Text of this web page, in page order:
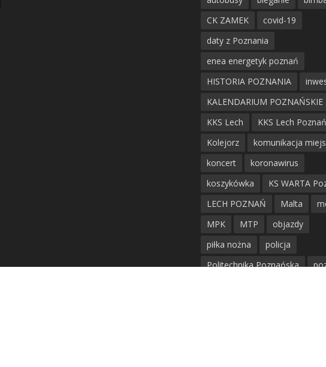
CK ZAMEK
covid-19
daty z Poznania
enea energetyk poznań
HISTORIA POZNANIA
KALENDARIUM POZNAŃSKIE
KKS Lech
KKS Lech Poznań
Kolejorz
komunikacja
koncert
koronawirus
koszykówka
KS WARTA
LECH POZNAŃ
Malta
MPK
MTP
objazdy
piłka nożna
policja
Politechnika Poznańska